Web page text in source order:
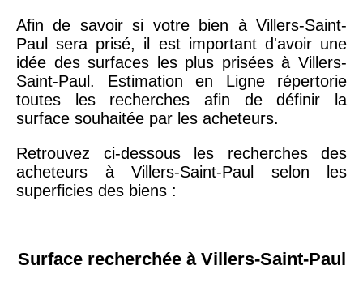
Afin de savoir si votre bien à Villers-Saint-
Paul sera prisé, il est important d'avoir une
idée des surfaces les plus prisées à Villers-
Saint-Paul. Estimation en Ligne répertorie
toutes les recherches afin de définir la
surface souhaitée par les acheteurs.
Retrouvez ci-dessous les recherches des
acheteurs à Villers-Saint-Paul selon les
superficies des biens :
Surface recherchée à Villers-Saint-Paul